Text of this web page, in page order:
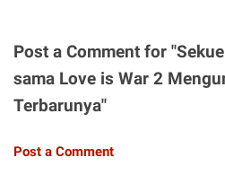
Post a Comment for
sama Love is War 2
Terbarunya"
Post a Comment